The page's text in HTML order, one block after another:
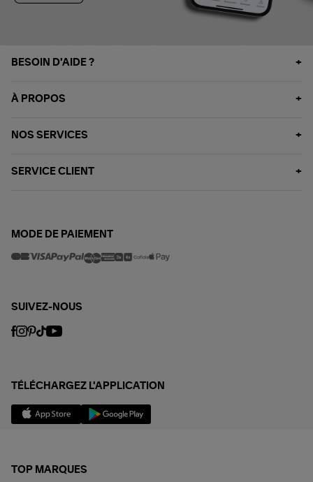
BESOIN D'AIDE ?
À PROPOS
NOS SERVICES
SERVICE CLIENT
MODE DE PAIEMENT
SUIVEZ-NOUS
TÉLÉCHARGEZ L'APPLICATION
TOP MARQUES